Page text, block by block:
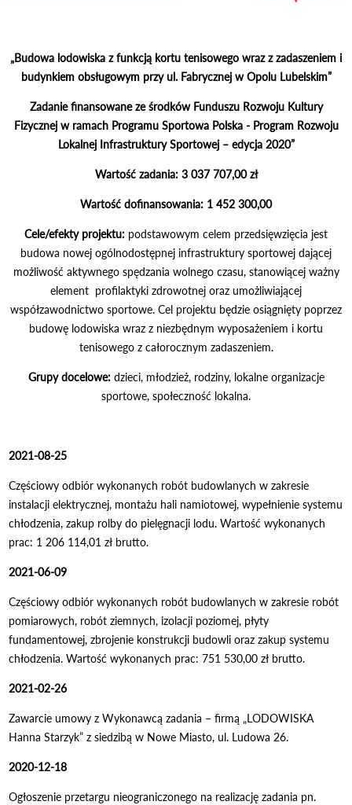
„Budowa lodowiska z funkcją kortu tenisowego wraz z zadaszeniem i
budynkiem obsługowym przy ul. Fabrycznej w Opolu Lubelskim”
Zadanie finansowane ze środków Funduszu Rozwoju Kultury
Fizycznej w ramach Programu Sportowa Polska - Program Rozwoju
Lokalnej Infrastruktury Sportowej – edycja 2020”
Wartość zadania: 3 037 707,00 zł
Wartość dofinansowania: 1 452 300,00
Cele/efekty projektu: podstawowym celem przedsięwzięcia jest
budowa nowej ogólnodostępnej infrastruktury sportowej dającej
możliwość aktywnego spędzania wolnego czasu, stanowiącej ważny
element profilaktyki zdrowotnej oraz umożliwiającej
współzawodnictwo sportowe. Cel projektu będzie osiągnięty poprzez
budowę lodowiska wraz z niezbędnym wyposażeniem i kortu
tenisowego z całorocznym zadaszeniem.
Grupy docelowe: dzieci, młodzież, rodziny, lokalne organizacje
sportowe, społeczność lokalna.
2021-08-25
Częściowy odbiór wykonanych robót budowlanych w zakresie
instalacji elektrycznej, montażu hali namiotowej, wypełnienie systemu
chłodzenia, zakup rolby do pielęgnacji lodu. Wartość wykonanych
prac: 1 206 114,01 zł brutto.
2021-06-09
Częściowy odbiór wykonanych robót budowlanych w zakresie robót
pomiarowych, robót ziemnych, izolacji poziomej, płyty
fundamentowej, zbrojenie konstrukcji budowli oraz zakup systemu
chłodzenia. Wartość wykonanych prac: 751 530,00 zł brutto.
2021-02-26
Zawarcie umowy z Wykonawcą zadania – firmą „LODOWISKA
Hanna Starzyk” z siedzibą w Nowe Miasto, ul. Ludowa 26.
2020-12-18
Ogłoszenie przetargu nieograniczonego na realizację zadania pn.